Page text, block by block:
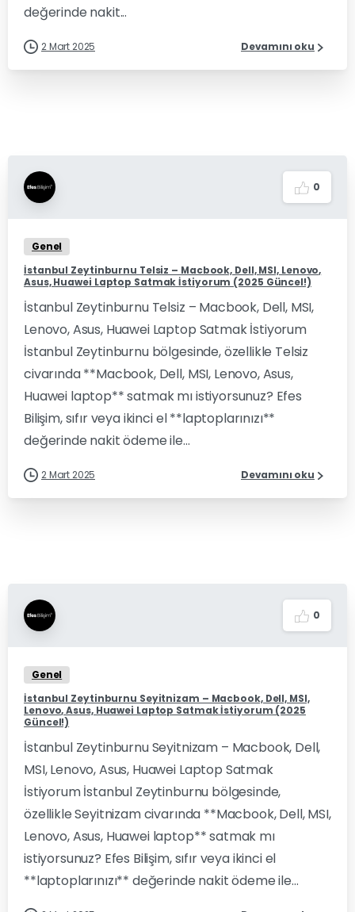
değerinde nakit...
2 Mart 2025 Devamını oku
0
Genel
İstanbul Zeytinburnu Telsiz – Macbook, Dell, MSI, Lenovo,
Asus, Huawei Laptop Satmak İstiyorum (2025 Güncel!)
İstanbul Zeytinburnu Telsiz – Macbook, Dell, MSI,
Lenovo, Asus, Huawei Laptop Satmak İstiyorum
İstanbul Zeytinburnu bölgesinde, özellikle Telsiz
civarında **Macbook, Dell, MSI, Lenovo, Asus,
Huawei laptop** satmak mı istiyorsunuz? Efes
Bilişim, sıfır veya ikinci el **laptoplarınızı**
değerinde nakit ödeme ile...
2 Mart 2025 Devamını oku
0
Genel
İstanbul Zeytinburnu Seyitnizam – Macbook, Dell, MSI,
Lenovo, Asus, Huawei Laptop Satmak İstiyorum (2025
Güncel!)
İstanbul Zeytinburnu Seyitnizam – Macbook, Dell,
MSI, Lenovo, Asus, Huawei Laptop Satmak
İstiyorum İstanbul Zeytinburnu bölgesinde,
özellikle Seyitnizam civarında **Macbook, Dell, MSI,
Lenovo, Asus, Huawei laptop** satmak mı
istiyorsunuz? Efes Bilişim, sıfır veya ikinci el
**laptoplarınızı** değerinde nakit ödeme ile...